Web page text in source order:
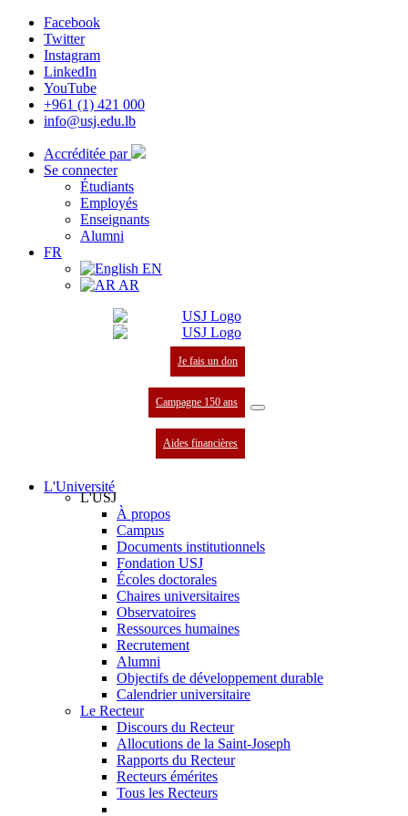
Facebook
Twitter
Instagram
LinkedIn
YouTube
+961 (1) 421 000
info@usj.edu.lb
Accréditée par
Se connecter
Étudiants
Employés
Enseignants
Alumni
FR
EN
AR
Je fais un don
Campagne 150 ans
Aides financières
L'Université
L'USJ
À propos
Campus
Documents institutionnels
Fondation USJ
Écoles doctorales
Chaires universitaires
Observatoires
Ressources humaines
Recrutement
Alumni
Objectifs de développement durable
Calendrier universitaire
Le Recteur
Discours du Recteur
Allocutions de la Saint-Joseph
Rapports du Recteur
Recteurs émérites
Tous les Recteurs